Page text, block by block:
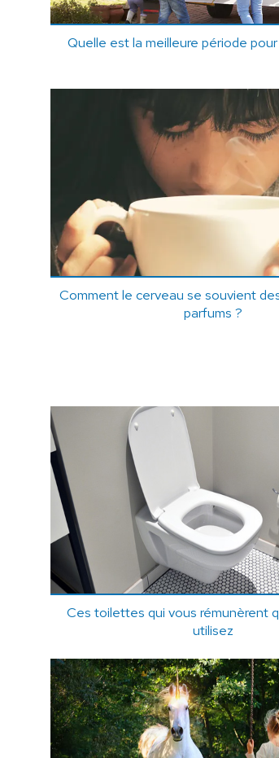
Quelle est la meilleure période
Comment le cerveau se souvient
parfums ?
Ces toilettes qui vous rémunèrent
utilisez